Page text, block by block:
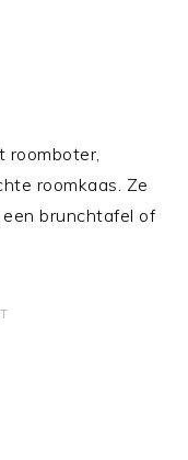
roomboter,
roomkaas. Ze
een brunchtafel of